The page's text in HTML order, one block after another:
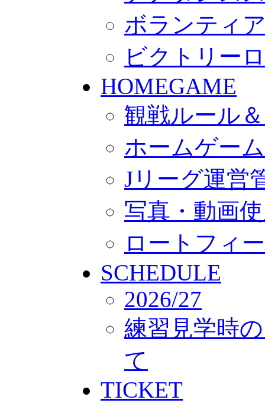
ボランティ
ビクトリー
HOMEGAME
観戦ルール
ホームゲー
Jリーグ運営
写真・動画
ロートフィ
SCHEDULE
2026/27
練習見学時
て
TICKET